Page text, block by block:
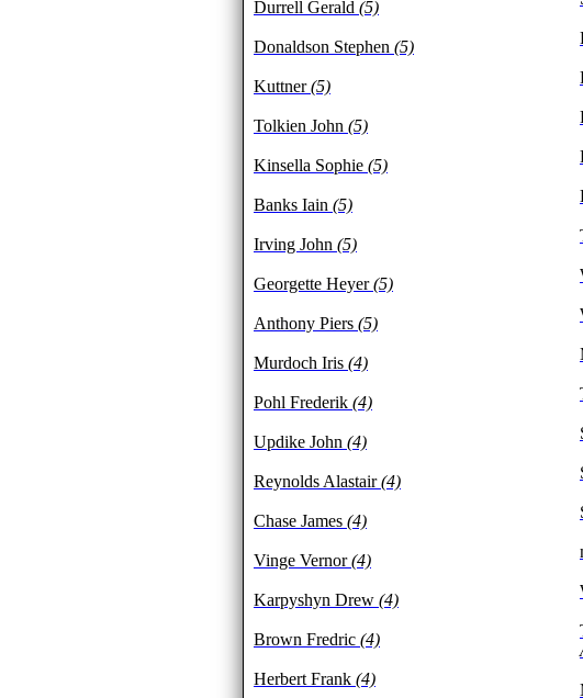
Durrell Gerald (5)
Donaldson Stephen (5)
Kuttner(5)
Tolkien John (5)
Kinsella Sophie (5)
Banks Iain (5)
Irving John (5)
Georgette Heyer(5)
Anthony Piers (5)
Murdoch Iris (4)
Pohl Frederik (4)
Updike John (4)
Reynolds Alastair(4)
Chase James (4)
Vinge Vernor(4)
Karpyshyn Drew (4)
Brown Fredric (4)
Herbert Frank (4)